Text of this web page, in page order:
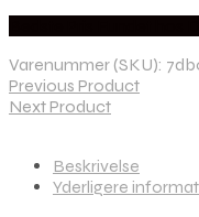
Varenummer (SKU):
Previous Product
Next Product
Beskrivelse
Yderligere